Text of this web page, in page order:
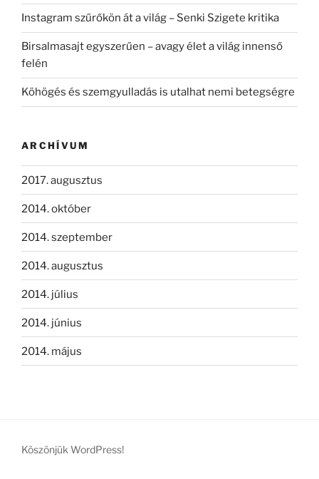
Instagram szűrőkön át a világ – Senki Szigete kritika
Birsalmasajt egyszerűen – avagy élet a világ innenső
felén
Köhögés és szemgyulladás is utalhat nemi betegségre
ARCHÍVUM
2017. augusztus
2014. október
2014. szeptember
2014. augusztus
2014. július
2014. június
2014. május
Köszönjük WordPress!